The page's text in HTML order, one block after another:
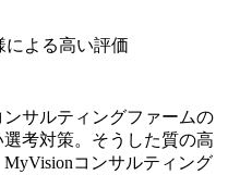
による高い評価
サルティングファームの
考対策。そうした質の高
コンサルティング